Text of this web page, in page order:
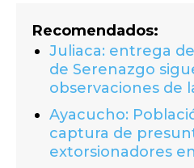
Recomendados:
Juliaca: entrega
de Serenazgo
observaciones de
Ayacucho:
captura de
extorsionadores